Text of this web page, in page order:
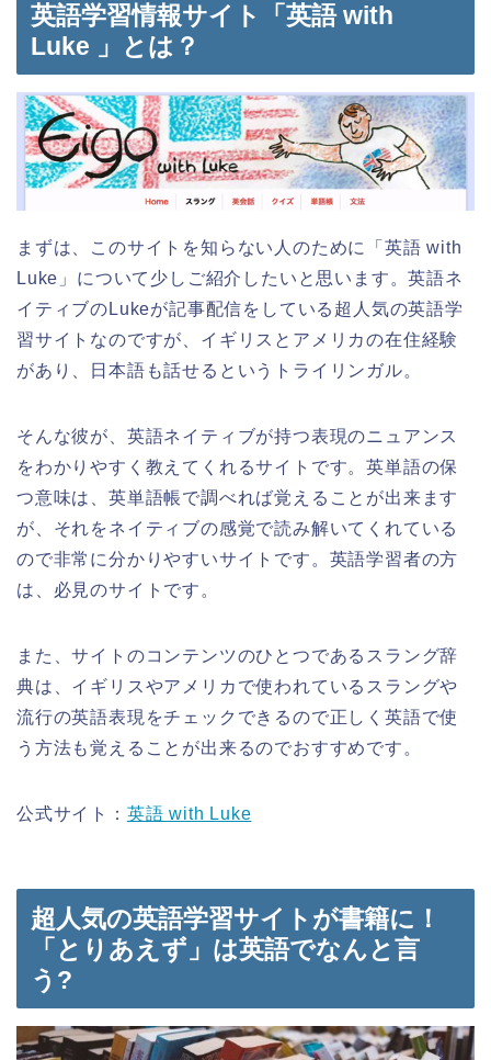
英語学習情報サイト「英語 with
Luke 」とは？
まずは、このサイトを知らない人のために「英語 with
Luke」について少しご紹介したいと思います。英語ネ
イティブのLukeが記事配信をしている超人気の英語学
習サイトなのですが、イギリスとアメリカの在住経験
があり、日本語も話せるというトライリンガル。
そんな彼が、英語ネイティブが持つ表現のニュアンス
をわかりやすく教えてくれるサイトです。英単語の保
つ意味は、英単語帳で調べれば覚えることが出来ます
が、それをネイティブの感覚で読み解いてくれている
ので非常に分かりやすいサイトです。英語学習者の方
は、必見のサイトです。
また、サイトのコンテンツのひとつであるスラング辞
典は、イギリスやアメリカで使われているスラングや
流行の英語表現をチェックできるので正しく英語で使
う方法も覚えることが出来るのでおすすめです。
公式サイト： 英語 with Luke
超人気の英語学習サイトが書籍に！
「とりあえず」は英語でなんと言
う?